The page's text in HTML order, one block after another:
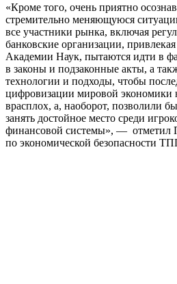
«Кроме того, очень приятно
стремительно меняющуюся
все участники рынка, включая
банковские организации,
Академии Наук, пытаются идти в
в законы и подзаконные акты, а
технологии и подходы, чтобы
цифровизации мировой экономики
врасплох, а, наоборот, позволили
занять достойное место среди
финансовой системы», — отметил
по экономической безопасности